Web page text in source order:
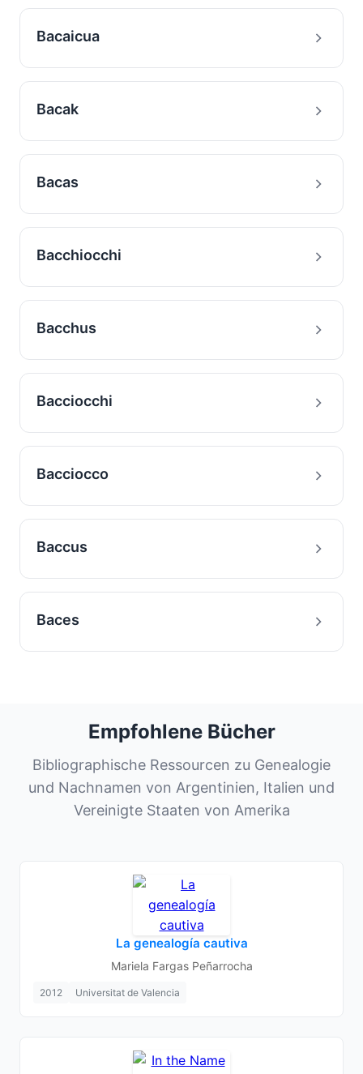
Bacaicua
Bacak
Bacas
Bacchiocchi
Bacchus
Bacciocchi
Bacciocco
Baccus
Baces
Empfohlene Bücher
Bibliographische Ressourcen zu Genealogie
und Nachnamen von Argentinien, Italien und
Vereinigte Staaten von Amerika
La genealogía cautiva
Mariela Fargas Peñarrocha
2012 Universitat de Valencia